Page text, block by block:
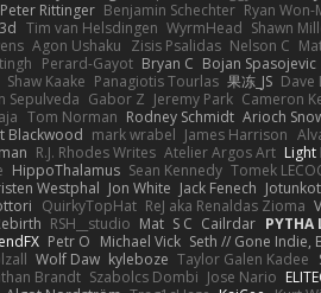
Peter Rittinger Benjamin Schechter Ryan
Tim van Helsdingen WyrmHead Shawn
Agon Ushaku Zisis Psalidas Nelson C
Perard-Gayot Bryan C Bojan Spasojevic
Shaw Kaake Panagiotis Tourlas 果冻_JS Dave
Sepulveda Gabor Z Jeremy Park Cameron
Tom Norman Rodney Schmidt Arioch
Blackwood mark wrabel James Harrison
R.J. Rhodes Writes Atelier Argos Art Light
HippoThalamus Sean Kennedy Tomek
Westphal Jon White Jack Fenech
QuirkyTopHat ReJ aka Renaldas Zioma
RSH__studio Mat S C Cailrdar PYTHA
Petr O Michael Vick Seth // Gone Indie,
Wolf Daw kyleboze Taylor Galen Kadee
Brandt Szabolcs Dombi Jose Nario